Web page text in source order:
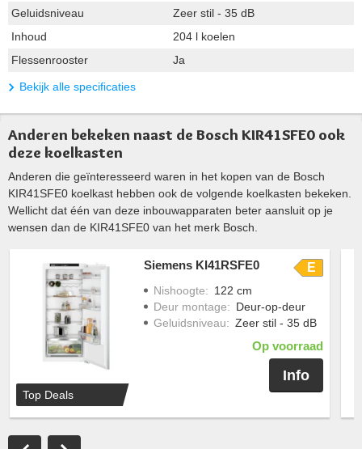
Geluidsniveau
Zeer stil - 35 dB
Inhoud
204 l koelen
Flessenrooster
Ja
Bekijk alle specificaties
Anderen bekeken naast de Bosch KIR41SFE0 ook
deze koelkasten
Anderen die geïnteresseerd waren in het kopen van de Bosch
KIR41SFE0 koelkast hebben ook de volgende koelkasten bekeken.
Wellicht dat één van deze inbouwapparaten beter aansluit op je
wensen dan de KIR41SFE0 van het merk Bosch.
Top Deals
Siemens KI41RSFE0 E
Nishoogte: 122 cm
Deur montage: Deur-op-deur
Geluidsniveau: Zeer stil - 35 dB
Op voorraad
Info